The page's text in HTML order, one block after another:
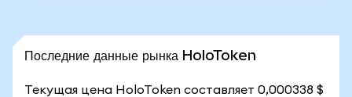
Последние данные рынка HoloToken
Текущая цена HoloToken составляет 0,000338 $